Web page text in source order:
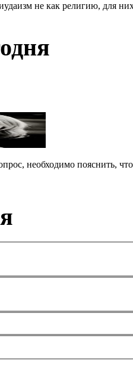
не как религию, для
необходимо пояснить,